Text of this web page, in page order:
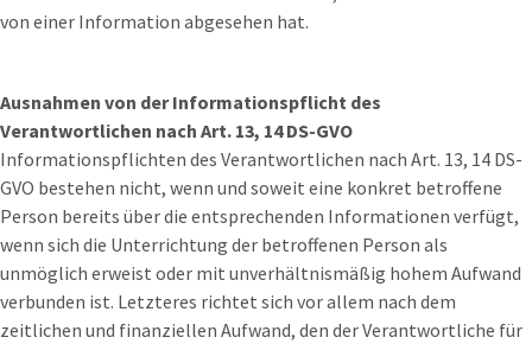
von einer Information abgesehen hat.
Ausnahmen von der Informationspflicht des
Verantwortlichen nach Art. 13, 14 DS-GVO
Informationspflichten des Verantwortlichen nach Art. 13, 14 DS-
GVO bestehen nicht, wenn und soweit eine konkret betroffene
Person bereits über die entsprechenden Informationen verfügt,
wenn sich die Unterrichtung der betroffenen Person als
unmöglich erweist oder mit unverhältnismäßig hohem Aufwand
verbunden ist. Letzteres richtet sich vor allem nach dem
zeitlichen und finanziellen Aufwand, den der Verantwortliche für